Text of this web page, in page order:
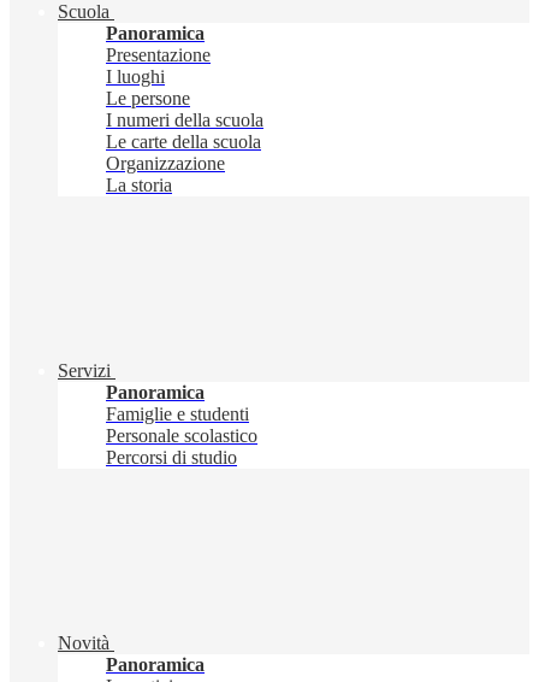
Scuola
Panoramica
Presentazione
I luoghi
Le persone
I numeri della scuola
Le carte della scuola
Organizzazione
La storia
Servizi
Panoramica
Famiglie e studenti
Personale scolastico
Percorsi di studio
Novità
Panoramica